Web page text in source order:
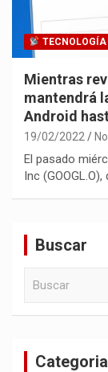
TECNOLOGÍA
Mientras
mantendrá
Android
19/02/2022
El pasado
Inc
Buscar